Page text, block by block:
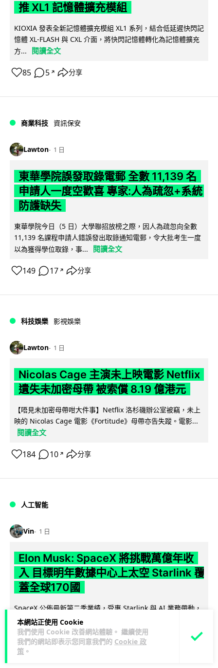
本網站正使用 Cookie
我們使用 Cookie 改善網站體驗。 繼續使用
我們的網站即表示您同意我們的 Cookie 政
策 。
推 XL1 記憶體擴充模組
KIOXIA 發表全新記憶體擴充模組 XL1 系列，結合低延遲快閃記
憶體 XL-FLASH 與 CXL 介面，將快閃記憶體轉化為記憶體擴充
方...
閱讀全文
85 5 ↗ 分享
商業科技 資訊保安
Lawton 1 日
東華學院誤發取錄電郵 全數 11,139 名
申請人一度空歡喜 專家:人為疏忽+系統
防護缺失
東華學院今日（5 日）大學聯招放榜之際，因人為疏忽向全數
11,139 名課程申請人錯誤發出取錄通知電郵，令大批考生一度
以為獲得學位取錄，事...
閱讀全文
149 17 ↗ 分享
科技娛樂 影視娛樂
Lawton 1 日
Nicolas Cage 主演未上映電影 Netflix
遺失未加密母帶 被索償 8.19 億港元
【唔見未加密母帶咁大件事】Netflix 洛杉磯辦公室被竊，未上
映的 Nicolas Cage 電影《Fortitude》母帶亦告失蹤。電影...
閱讀全文
184 10 ↗ 分享
人工智能
Vin 1 日
Elon Musk: SpaceX 將挑戰萬億年收
入 目標明年數據中心上太空 Starlink 覆
蓋全球170國
SpaceX 公佈最新第二季業績，受惠 Starlink 與 AI 業務帶動，
季度收入按年飆升 92% 至 78 億美元。行政總裁 Elon...
全文
142